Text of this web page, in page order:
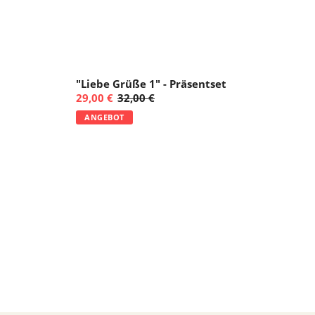
"Liebe Grüße 1" - Präsentset
29,00 € 32,00 €
ANGEBOT